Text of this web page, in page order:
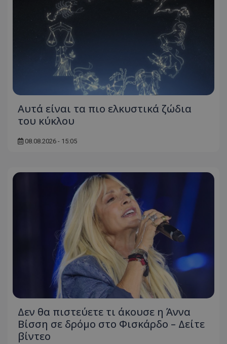
Αυτά είναι τα πιο ελκυστικά ζώδια
του κύκλου
08.08.2026 - 15:05
Δεν θα πιστεύετε τι άκουσε η Άννα
Βίσση σε δρόμο στο Φισκάρδο – Δείτε
βίντεο